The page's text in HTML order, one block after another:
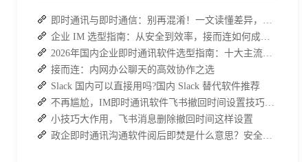
接而连：内网办公聊天的高效协作之选
Slack 国内可以直接用吗?国内 Slack 替代软件推荐
小技巧大作用，飞书消息删除撤回时间这样设置